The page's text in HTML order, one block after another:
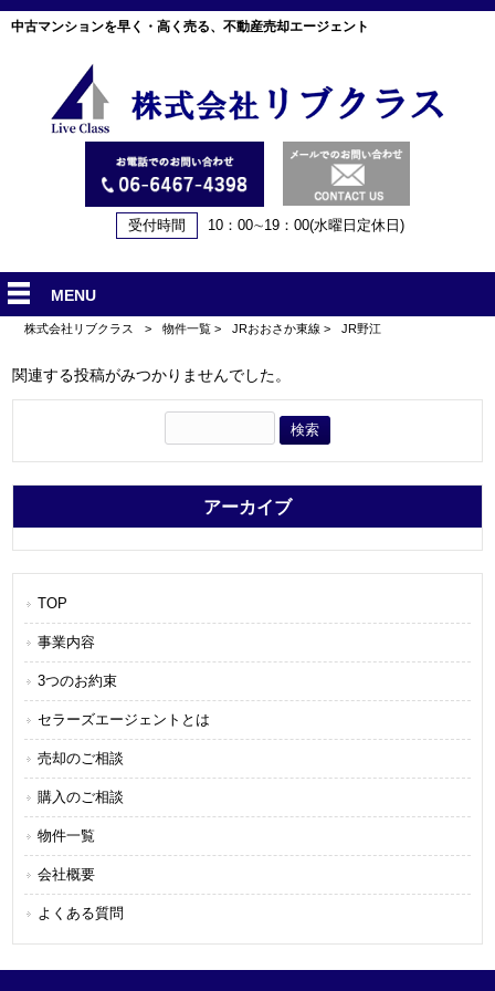
中古マンションを早く・高く売る、不動産売却エージェント
受付時間 10：00∼19：00(水曜日定休日)
MENU
株式会社リブクラス > 物件一覧 > JRおおさか東線 > JR野江
関連する投稿がみつかりませんでした。
アーカイブ
TOP
事業内容
3つのお約束
セラーズエージェントとは
売却のご相談
購入のご相談
物件一覧
会社概要
よくある質問